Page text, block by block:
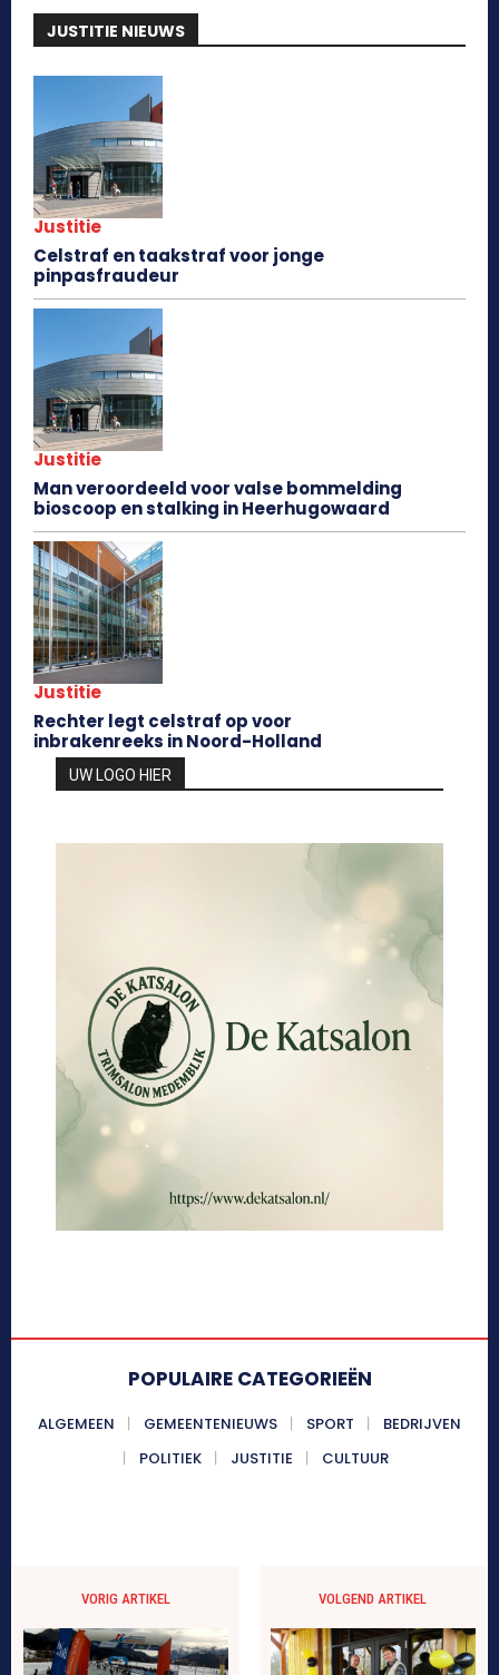
JUSTITIE NIEUWS
Justitie
Celstraf en taakstraf voor jonge
pinpasfraudeur
Justitie
Man veroordeeld voor valse bommelding
bioscoop en stalking in Heerhugowaard
Justitie
Rechter legt celstraf op voor
inbrakenreeks in Noord-Holland
UW LOGO HIER
POPULAIRE CATEGORIEËN
ALGEMEEN GEMEENTENIEUWS SPORT
BEDRIJVEN
POLITIEK
JUSTITIE CULTUUR
VORIG ARTIKEL VOLGEND ARTIKEL